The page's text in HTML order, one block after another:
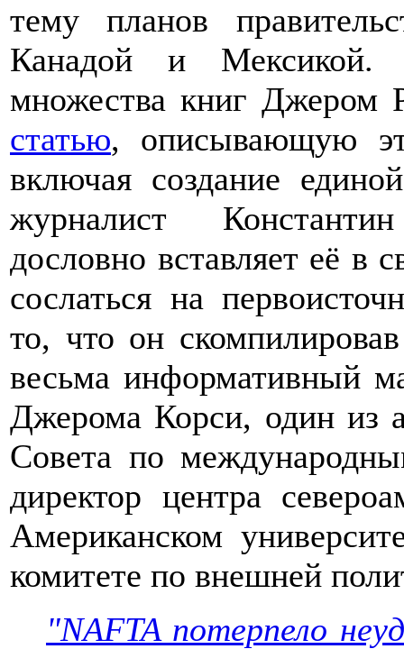
тему планов
Канадой и Мексикой.
множества книг Джером
статью, описывающую
включая создание
журналист
дословно вставляет её в
сослаться на
то, что он
весьма информативный
Джерома Корси, один из
Совета по
директор центра
Американском
комитете по внешней
"NAFTA потерпело